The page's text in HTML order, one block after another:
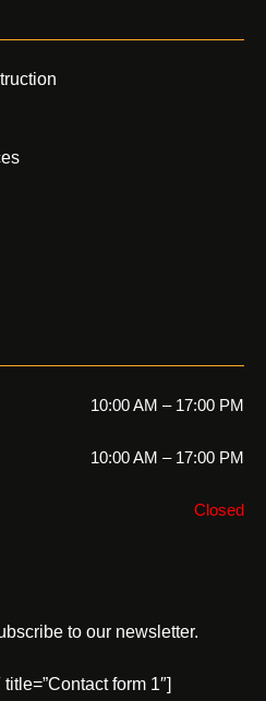
10:00 AM – 17:00 PM
10:00 AM – 17:00 PM
Closed
to our newsletter.
form 1″]